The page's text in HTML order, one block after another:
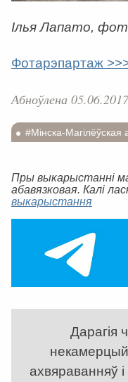
Ілья Лапато,
Фотарэпартаж
Абноўлена
#Мінска-Магілёўская
Пры выкарыстанні
абавязковая. Калі
выкарыстання
Дарагія
ахвяраванняў